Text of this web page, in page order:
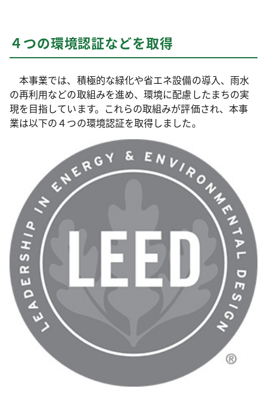
４つの環境認証などを取得
本事業では、積極的な緑化や省エネ設備の導入、雨水
の再利用などの取組みを進め、環境に配慮したまちの実
現を目指しています。これらの取組みが評価され、本事
業は以下の４つの環境認証を取得しました。